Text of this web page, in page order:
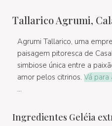
Tallarico Agrumi,
Agrumi Tallarico, uma
paisagem pitoresca de
simbiose única entre a
amor pelos citrinos. Vá para
...
Ingredientes Geléia